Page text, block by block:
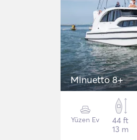
Minuetto 8+
Yüzen Ev
44 ft
13 m